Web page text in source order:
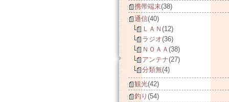
携帯端末(38)
通信(40)
ＬＡＮ (12)
ラジオ(36)
ＮＯＡＡ (38)
アンテナ(27)
分類無(4)
観光(42)
釣り (54)